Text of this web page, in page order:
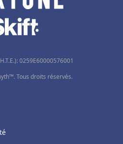
0259Ε60000576001
Tous droits réservés.